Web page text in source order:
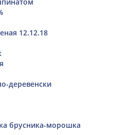
12.12.18
деревенски
брусника-морошка